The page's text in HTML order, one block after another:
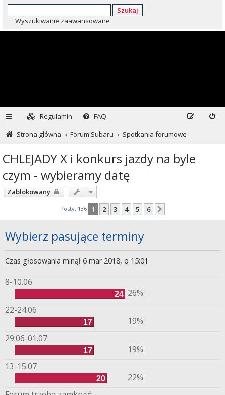
Szukaj
Wyszukiwanie zaawansowane
Regulamin
FAQ
Strona główna
Forum Subaru Spotkania forumowe
CHLEJADY X i konkurs jazdy na byle
czym - wybieramy datę
Zablokowany
Posty: 136 1 2 3 4 5 6
Wybierz pasujące terminy
Czas głosowania minął 6 mar 2018, o 15:01
8-10.06
24 26%
22-24.06
17
19%
29.06-01.07
17
19%
13-15.07
20
22%